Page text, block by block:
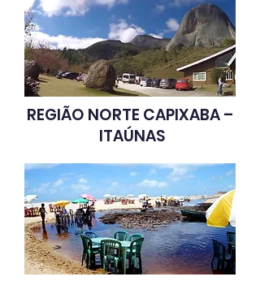
REGIÃO NORTE CAPIXABA –
ITAÚNAS